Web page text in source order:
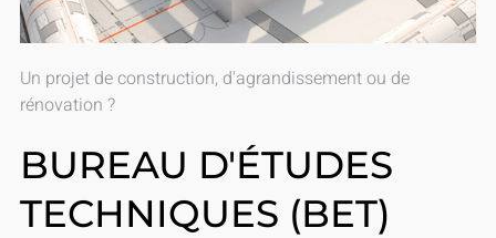
Un projet de construction, d'agrandissement ou de
rénovation ?
BUREAU D'ÉTUDES
TECHNIQUES (BET)